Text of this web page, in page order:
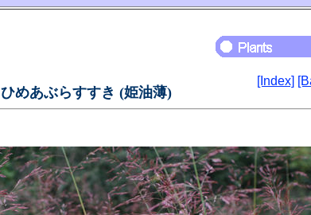
ひめあぶらすすき (姫油薄)
[Index]